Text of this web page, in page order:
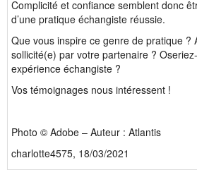
Complicité et confiance semblent donc
d’une pratique échangiste réussie.
Que vous inspire ce genre de pratique ?
sollicité(e) par votre partenaire ?
expérience échangiste ?
Vos témoignages nous intéressent !
Photo © Adobe – Auteur : Atlantis
charlotte4575, 18/03/2021